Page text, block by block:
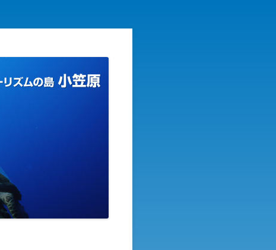
ズムの島